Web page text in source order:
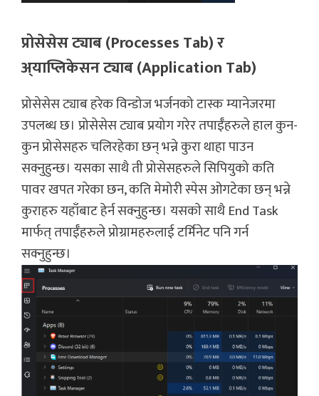
प्रोसेसेस ट्याब (Processes Tab) र
अ्याप्लिकेसन ट्याब (Application Tab)
प्रोसेसेस ट्याब हरेक विन्डोज भर्जनको टास्क म्यानेजरमा
उपलब्ध छ। प्रोसेसेस ट्याब प्रयोग गरेर तपाईँहरुले हाल कुन-
कुन प्रोसेसहरु चलिरहेका छन् भन्ने कुरा थाहा पाउन
सक्नुहुन्छ। यसका साथै ती प्रोसेसहरुले सिपियुको कति
पावर खपत गरेका छन, कति मेमोरी स्पेस ओगटेका छन् भन्ने
कुराहरु यहाँबाट हेर्न सक्नुहुन्छ। यसकाे साथै End Task
मार्फत् तपाईँहरुले प्रोग्रामहरुलाई टर्मिनेट पनि गर्न
सक्नुहुन्छ।